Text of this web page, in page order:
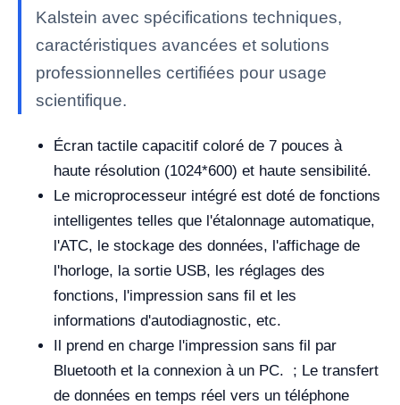
Kalstein avec spécifications techniques,
caractéristiques avancées et solutions
professionnelles certifiées pour usage
scientifique.
Écran tactile capacitif coloré de 7 pouces à
haute résolution (1024*600) et haute sensibilité.
Le microprocesseur intégré est doté de fonctions
intelligentes telles que l'étalonnage automatique,
l'ATC, le stockage des données, l'affichage de
l'horloge, la sortie USB, les réglages des
fonctions, l'impression sans fil et les
informations d'autodiagnostic, etc.
Il prend en charge l'impression sans fil par
Bluetooth et la connexion à un PC. ; Le transfert
de données en temps réel vers un téléphone